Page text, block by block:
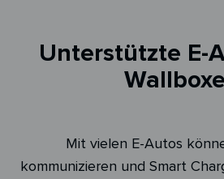
Unterstützte E-
Mit vielen E-Autos
kommunizieren und Smart